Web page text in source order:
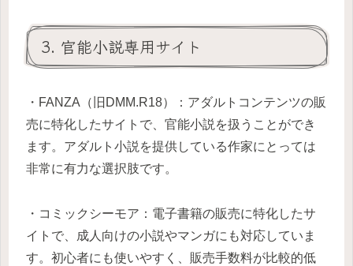
3. 官能小説専用サイト
・FANZA（旧DMM.R18）：アダルトコンテンツの販
売に特化したサイトで、官能小説を扱うことができ
ます。アダルト小説を提供している作家にとっては
非常に有力な選択肢です。
・コミックシーモア：電子書籍の販売に特化したサ
イトで、成人向けの小説やマンガにも対応していま
す。初心者にも使いやすく、販売手数料が比較的低